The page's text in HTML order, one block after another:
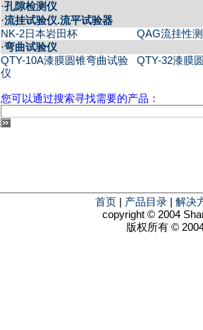
·孔隙检测仪
·流挂试验仪.流平试验器
NK-2日本岩田杯
QAG流挂性
·弯曲试验仪
QTY-10A漆膜圆锥弯曲试验
仪
QTY-32漆膜
您可以通过搜索寻找需要的产品：
首页 产品目录
解决
copyright © 2004
版权所有 ©